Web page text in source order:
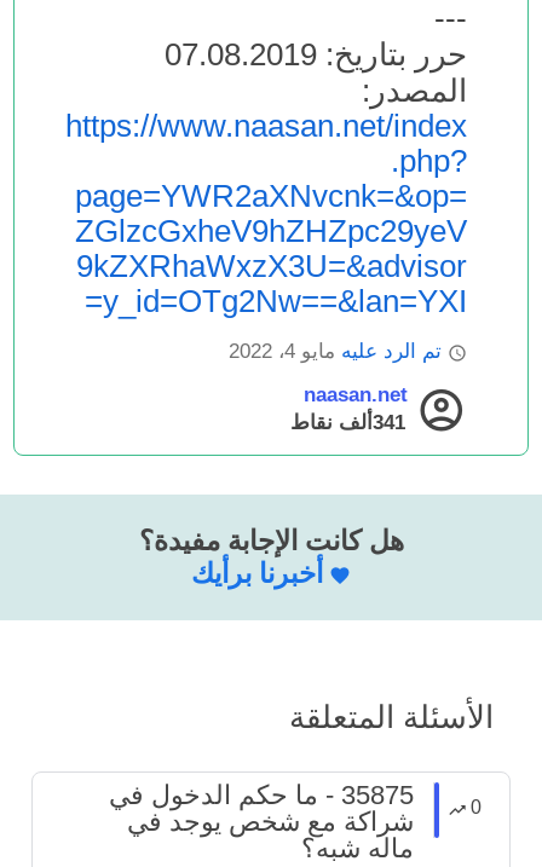
---
حرر بتاريخ: 07.08.2019
المصدر:
https://www.naasan.net/index
.php?
page=YWR2aXNvcnk=&op=
ZGlzcGxheV9hZHZpc29yeV
9kZXRhaWxzX3U=&advisor
y_id=OTg2Nw==&lan=YXI=
تم الرد عليه مايو 4، 2022
naasan.net
341ألف
نقاط
هل كانت الإجابة مفيدة؟
أخبرنا برأيك
الأسئلة المتعلقة
0
35875 - ما حكم الدخول في
شراكة مع شخص يوجد في
ماله شبه؟